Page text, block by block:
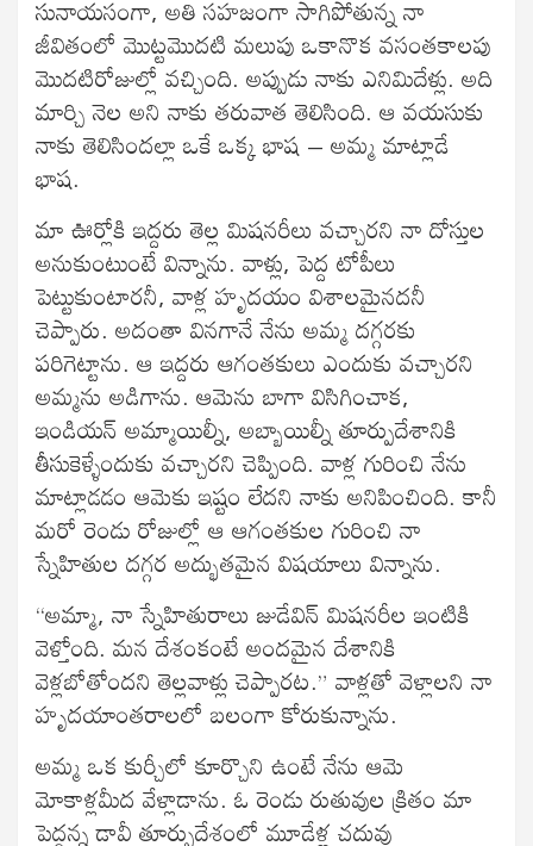
సునాయసంగా, అతి సహజంగా సాగిపోతున్న నా
జీవితంలో మొట్టమొదటి మలుపు ఒకానొక వసంతకాలపు
మొదటిరోజుల్లో వచ్చింది. అప్పుడు నాకు ఎనిమిదేళ్లు. అది
మార్చి నెల అని నాకు తరువాత తెలిసింది. ఆ వయసుకు
నాకు తెలిసిందల్లా ఒకే ఒక్క భాష – అమ్మ మాట్లాడే
భాష.
మా ఊర్లోకి ఇద్దరు తెల్ల మిషనరీలు వచ్చారని నా దోస్తుల
అనుకుంటుంటే విన్నాను. వాళ్లు, పెద్ద టోపీలు
పెట్టుకుంటారనీ, వాళ్ల హృదయం విశాలమైనదనీ
చెప్పారు. అదంతా వినగానే నేను అమ్మ దగ్గరకు
పరిగెట్టాను. ఆ ఇద్దరు ఆగంతకులు ఎందుకు వచ్చారని
అమ్మను అడిగాను. ఆమెను బాగా విసిగించాక,
ఇండియన్ అమ్మాయిల్నీ, అబ్బాయిల్నీ తూర్పుదేశానికి
తీసుకెళ్ళేందుకు వచ్చారని చెప్పింది. వాళ్ల గురించి నేను
మాట్లాడడం ఆమెకు ఇష్టం లేదని నాకు అనిపించింది. కానీ
మరో రెండు రోజుల్లో ఆ ఆగంతకుల గురించి నా
స్నేహితుల దగ్గర అద్భుతమైన విషయాలు విన్నాను.
“అమ్మా, నా స్నేహితురాలు జుడేవిన్ మిషనరీల ఇంటికి
వెళ్తోంది. మన దేశంకంటే అందమైన దేశానికి
వెళ్లబోతోందని తెల్లవాళ్లు చెప్పారట.” వాళ్లతో వెళ్లాలని నా
హృదయాంతరాలలో బలంగా కోరుకున్నాను.
అమ్మ ఒక కుర్చీలో కూర్చొని ఉంటే నేను ఆమె
మోకాళ్లమీద వేళ్లాడాను. ఓ రెండు రుతువుల క్రితం మా
పెద్దన్న డావీ తూర్పుదేశంలో మూడేళ్ల చదువు